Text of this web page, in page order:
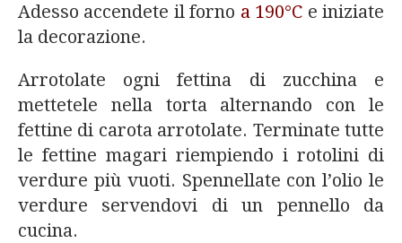
Adesso accendete il forno a 190°C e iniziate
la decorazione.
Arrotolate ogni fettina di zucchina e
mettetele nella torta alternando con le
fettine di carota arrotolate. Terminate tutte
le fettine magari riempiendo i rotolini di
verdure più vuoti. Spennellate con l’olio le
verdure servendovi di un pennello da
cucina.